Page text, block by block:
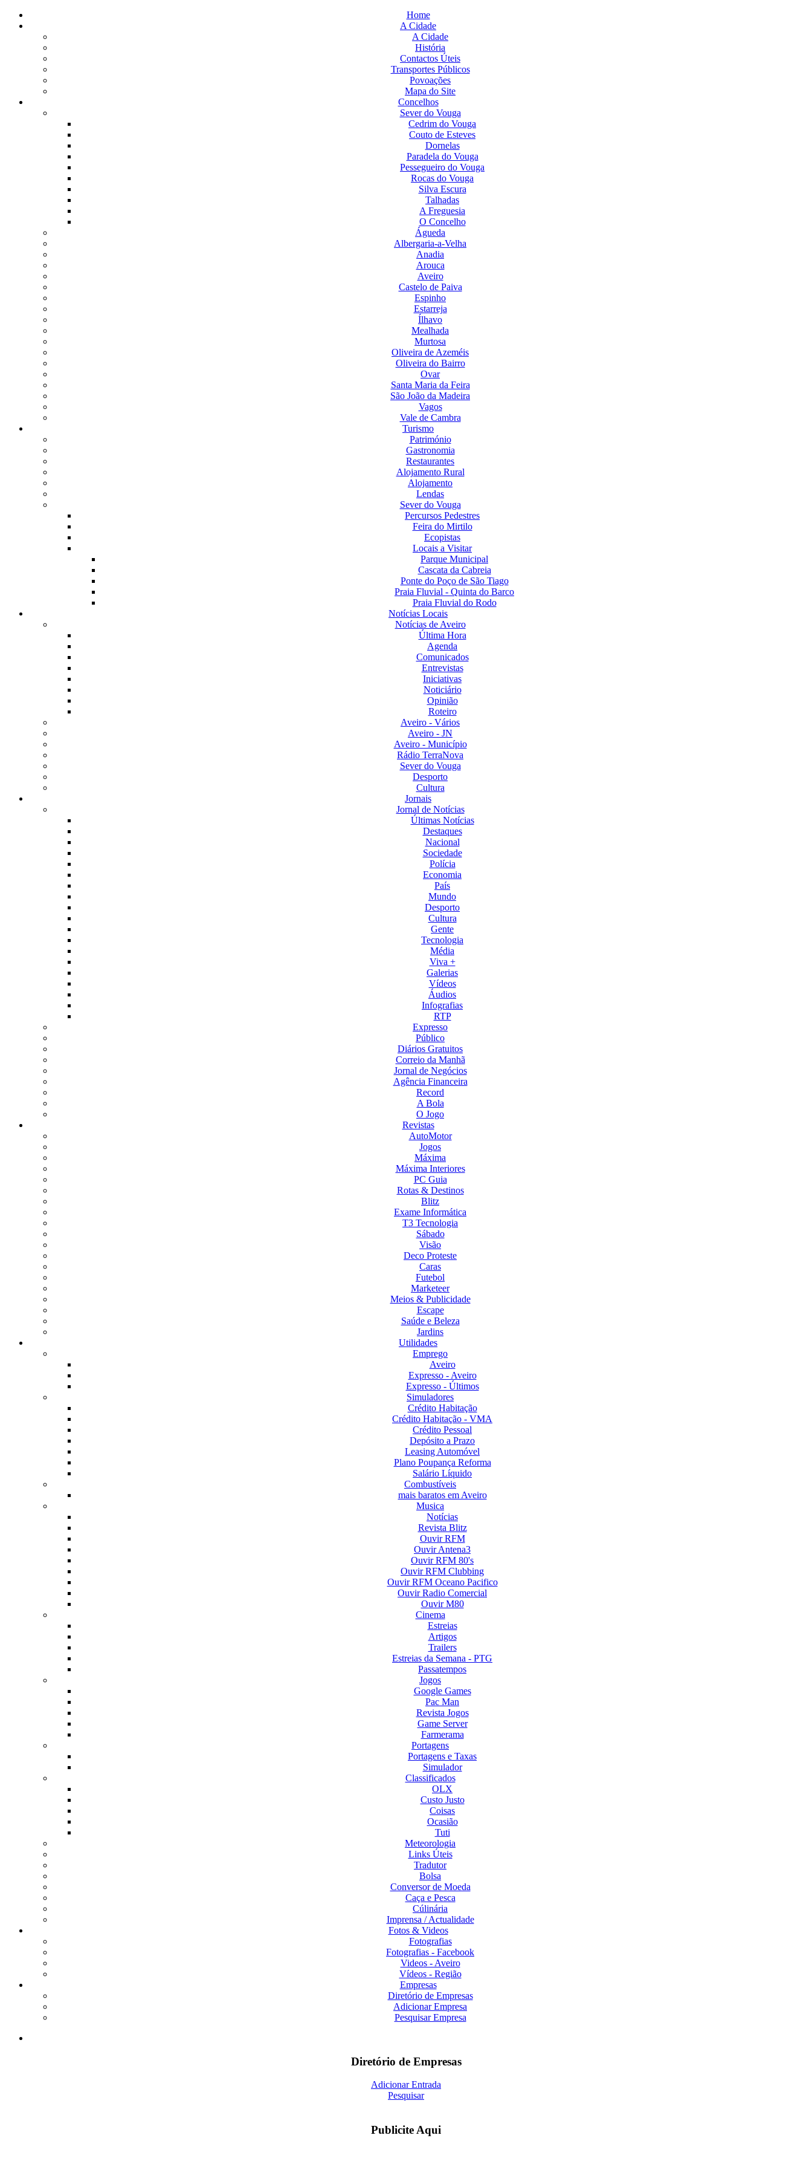
Home
A Cidade
A Cidade
História
Contactos Úteis
Transportes Públicos
Povoações
Mapa do Site
Concelhos
Sever do Vouga
Cedrim do Vouga
Couto de Esteves
Dornelas
Paradela do Vouga
Pessegueiro do Vouga
Rocas do Vouga
Silva Escura
Talhadas
A Freguesia
O Concelho
Águeda
Albergaria-a-Velha
Anadia
Arouca
Aveiro
Castelo de Paiva
Espinho
Estarreja
Ílhavo
Mealhada
Murtosa
Oliveira de Azeméis
Oliveira do Bairro
Ovar
Santa Maria da Feira
São João da Madeira
Vagos
Vale de Cambra
Turismo
Património
Gastronomia
Restaurantes
Alojamento Rural
Alojamento
Lendas
Sever do Vouga
Percursos Pedestres
Feira do Mirtilo
Ecopistas
Locais a Visitar
Parque Municipal
Cascata da Cabreia
Ponte do Poço de São Tiago
Praia Fluvial - Quinta do Barco
Praia Fluvial do Rodo
Notícias Locais
Notícias de Aveiro
Última Hora
Agenda
Comunicados
Entrevistas
Iniciativas
Noticiário
Opinião
Roteiro
Aveiro - Vários
Aveiro - JN
Aveiro - Município
Rádio TerraNova
Sever do Vouga
Desporto
Cultura
Jornais
Jornal de Notícias
Últimas Notícias
Destaques
Nacional
Sociedade
Polícia
Economia
País
Mundo
Desporto
Cultura
Gente
Tecnologia
Média
Viva +
Galerias
Vídeos
Áudios
Infografias
RTP
Expresso
Público
Diários Gratuitos
Correio da Manhã
Jornal de Negócios
Agência Financeira
Record
A Bola
O Jogo
Revistas
AutoMotor
Jogos
Máxima
Máxima Interiores
PC Guia
Rotas & Destinos
Blitz
Exame Informática
T3 Tecnologia
Sábado
Visão
Deco Proteste
Caras
Futebol
Marketeer
Meios & Publicidade
Escape
Saúde e Beleza
Jardins
Utilidades
Emprego
Aveiro
Expresso - Aveiro
Expresso - Últimos
Simuladores
Crédito Habitação
Crédito Habitação - VMA
Crédito Pessoal
Depósito a Prazo
Leasing Automóvel
Plano Poupança Reforma
Salário Líquido
Combustíveis
mais baratos em Aveiro
Musica
Notícias
Revista Blitz
Ouvir RFM
Ouvir Antena3
Ouvir RFM 80's
Ouvir RFM Clubbing
Ouvir RFM Oceano Pacifico
Ouvir Radio Comercial
Ouvir M80
Cinema
Estreias
Artigos
Trailers
Estreias da Semana - PTG
Passatempos
Jogos
Google Games
Pac Man
Revista Jogos
Game Server
Farmerama
Portagens
Portagens e Taxas
Simulador
Classificados
OLX
Custo Justo
Coisas
Ocasião
Tuti
Meteorologia
Links Úteis
Tradutor
Bolsa
Conversor de Moeda
Caça e Pesca
Cúlinária
Imprensa / Actualidade
Fotos & Videos
Fotografias
Fotografias - Facebook
Videos - Aveiro
Vídeos - Região
Empresas
Diretório de Empresas
Adicionar Empresa
Pesquisar Empresa
Diretório de Empresas
Adicionar Entrada
Pesquisar
Publicite Aqui